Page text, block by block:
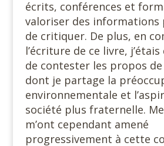
écrits, conférences et
valoriser des informations
de critiquer. De plus, en
l’écriture de ce livre,
de contester les propos
dont je partage la
environnementale et
société plus fraternelle.
m’ont cependant amené
progressivement à cette